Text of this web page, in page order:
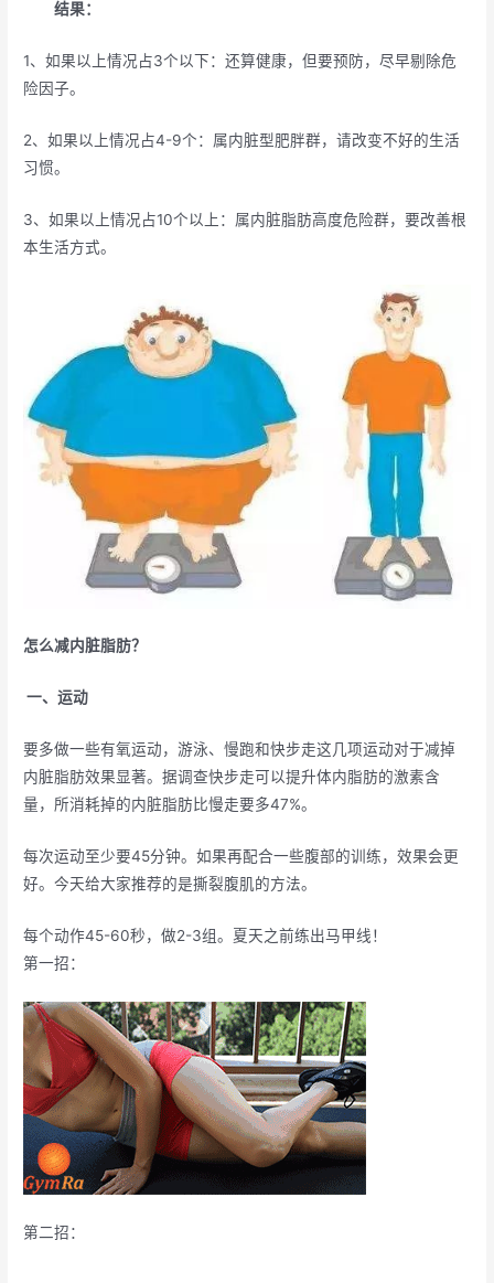
结果：
1、如果以上情况占3个以下：还算健康，但要预防，尽早剔除危
险因子。
2、如果以上情况占4-9个：属内脏型肥胖群，请改变不好的生活
习惯。
3、如果以上情况占10个以上：属内脏脂肪高度危险群，要改善根
本生活方式。
怎么减内脏脂肪？
一、运动
要多做一些有氧运动，游泳、慢跑和快步走这几项运动对于减掉
内脏脂肪效果显著。据调查快步走可以提升体内脂肪的激素含
量，所消耗掉的内脏脂肪比慢走要多47%。
每次运动至少要45分钟。如果再配合一些腹部的训练，效果会更
好。今天给大家推荐的是撕裂腹肌的方法。
每个动作45-60秒，做2-3组。夏天之前练出马甲线！
第一招：
第二招：